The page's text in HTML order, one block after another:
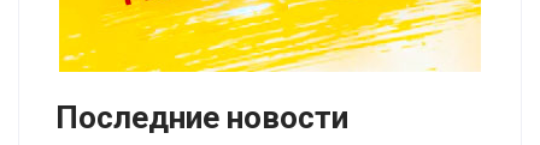
Последние новости